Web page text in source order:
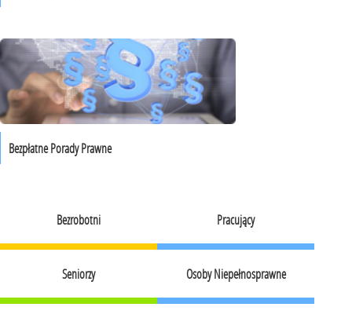
Bezpłatne Porady Prawne
Bezrobotni Pracujący
Seniorzy Osoby Niepełnosprawne